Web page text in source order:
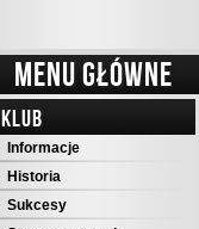
MENU GŁÓWNE
KLUB
Informacje
Historia
Sukcesy